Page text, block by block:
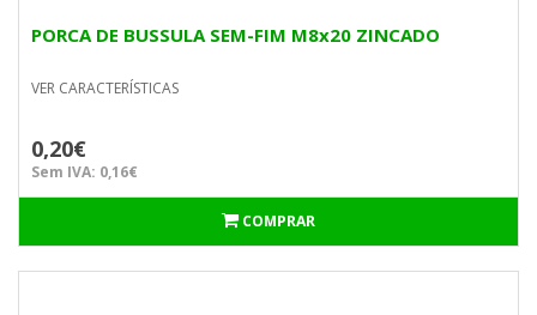
PORCA DE BUSSULA SEM-FIM M8x20 ZINCADO
VER CARACTERÍSTICAS
0,20€
Sem IVA: 0,16€
COMPRAR